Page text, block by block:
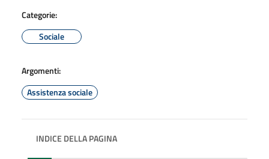
Categorie:
Sociale
Argomenti:
Assistenza sociale
INDICE DELLA PAGINA